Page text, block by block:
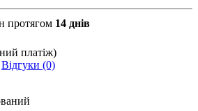
протягом 14 днів
платіж)
Відгуки (0)